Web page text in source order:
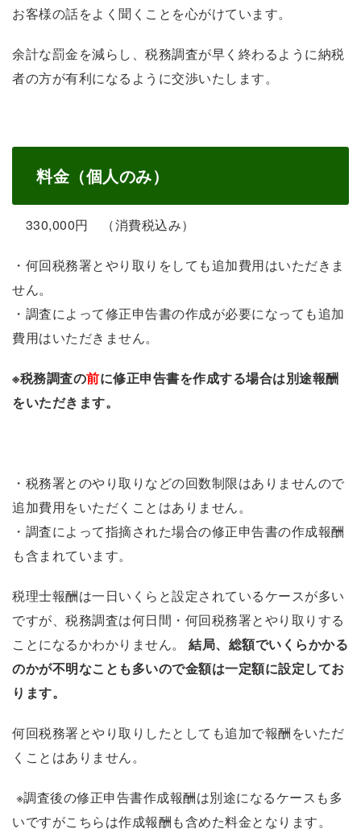
お客様の話をよく聞くことを心がけています。
余計な罰金を減らし、税務調査が早く終わるように納税
者の方が有利になるように交渉いたします。
料金（個人のみ）
330,000円 （消費税込み）
・何回税務署とやり取りをしても追加費用はいただきま
せん。
・調査によって修正申告書の作成が必要になっても追加
費用はいただきません。
※税務調査の前に修正申告書を作成する場合は別途報酬
をいただきます。
・税務署とのやり取りなどの回数制限はありませんので
追加費用をいただくことはありません。
・調査によって指摘された場合の修正申告書の作成報酬
も含まれています。
税理士報酬は一日いくらと設定されているケースが多い
ですが、税務調査は何日間・何回税務署とやり取りする
ことになるかわかりません。 結局、総額でいくらかかる
のかが不明なことも多いので金額は一定額に設定してお
ります。
何回税務署とやり取りしたとしても追加で報酬をいただ
くことはありません。
※調査後の修正申告書作成報酬は別途になるケースも多
いですがこちらは作成報酬も含めた料金となります。